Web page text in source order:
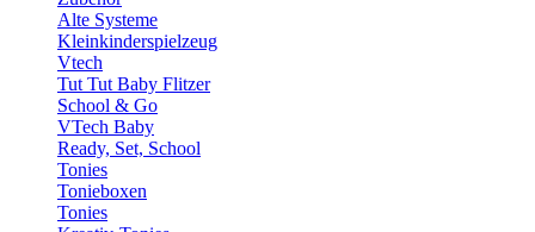
Alte Systeme
Kleinkinderspielzeug
Vtech
Tut Tut Baby Flitzer
School & Go
VTech Baby
Ready, Set, School
Tonies
Tonieboxen
Tonies